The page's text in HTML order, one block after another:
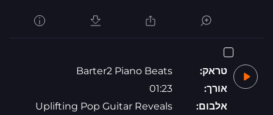
טראק:
Barter2 Piano Beats
אורך:
01:23
אלבום:
Uplifting Pop Guitar Reveals